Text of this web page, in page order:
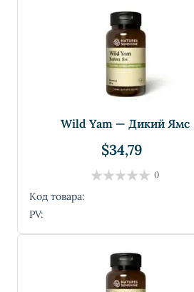
Wild Yam — Дикий Ямс
$34,79
0
Код товара:
PV: